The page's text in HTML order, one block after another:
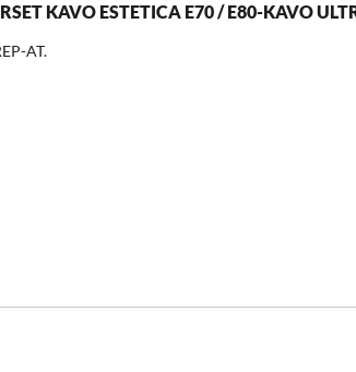
KAVO ESTETICA E70 / E80-KAVO
AT.